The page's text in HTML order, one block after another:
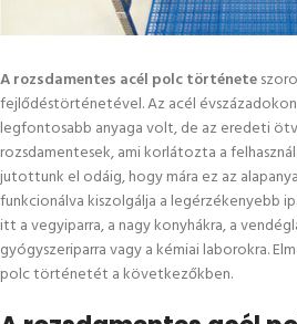
A rozsdamentes acél polc története
fejlődéstörténetével. Az acél
legfontosabb anyaga volt, de az eredeti
rozsdamentesek, ami korlátozta a
jutottunk el odáig, hogy mára ez az
funkcionálva kiszolgálja a legérzékenyebb
itt a vegyiparra, a nagy konyhákra, a
gyógyszeriparra vagy a kémiai laborokra.
polc történetét a következőkben.